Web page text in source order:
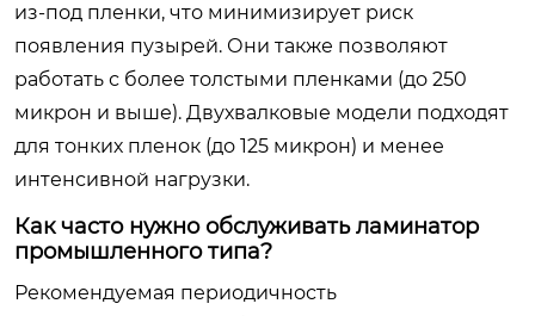
из-под пленки, что минимизирует риск
появления пузырей. Они также позволяют
работать с более толстыми пленками (до 250
микрон и выше). Двухвалковые модели подходят
для тонких пленок (до 125 микрон) и менее
интенсивной нагрузки.
Как часто нужно обслуживать ламинатор
промышленного типа?
Рекомендуемая периодичность